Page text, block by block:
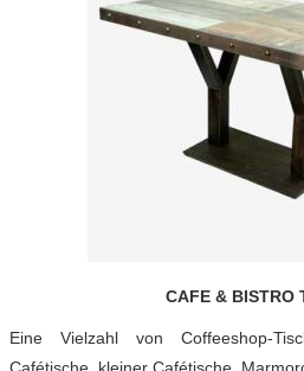
CAFE & BISTRO
Eine Vielzahl von Coffeeshop-